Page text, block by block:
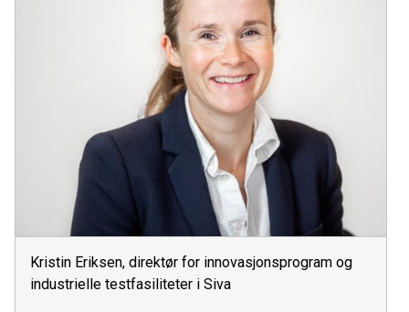
Kristin Eriksen, direktør for innovasjonsprogram og
industrielle testfasiliteter i Siva